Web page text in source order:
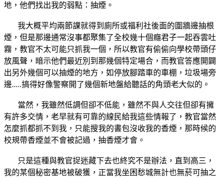
地，他們找出我的弱點：抽煙。
我大概平均兩節課就得到廁所或福利社後面的圍牆邊抽根
煙，但是那邊通常沒事都聚集了全校幾十個癮君子一起吞雲吐
霧，教官不太可能只抓我一個，所以教官有偷偷向學校帶頭仔
放風聲，暗示他們最近別到那幾個特定場合，而教官答應開闢
出另外幾個可以抽煙的地方，如停放腳踏車的車棚，垃圾場旁
邊.....搞得好像警察開了幾個新地盤給聽話的角頭老大似的。
當然，我雖然低調但卻不低能，雖然不與人交往但卻有擁
有許多交情，老早就有可靠的線民給我這些情報了，教官當然
怎麼抓都抓不到我，只能搜我的書包沒收我的香煙，那時候的
校規帶香煙並不會被記過，抽香煙才會。
只是這種與教官捉迷藏下去也終究不是辦法，直到高三，
我的某個秘密基地被破獲，正當我坐困愁城無計也無菸可抽之